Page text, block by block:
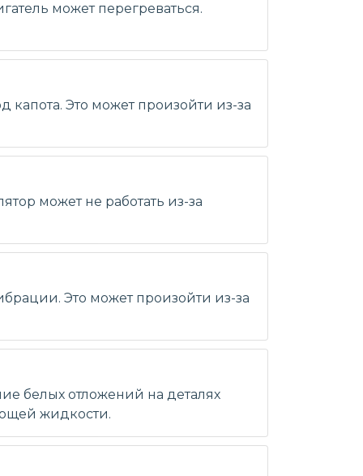
может перегреваться.
капота. Это может произойти из-за
может не работать из-за
Это может произойти из-за
белых отложений на деталях
жидкости.